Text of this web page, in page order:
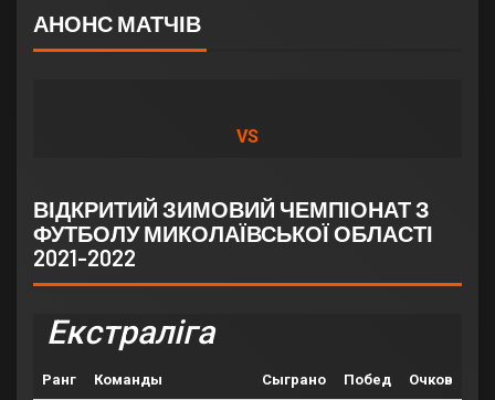
АНОНС МАТЧІВ
VS
ВІДКРИТИЙ ЗИМОВИЙ ЧЕМПІОНАТ З
ФУТБОЛУ МИКОЛАЇВСЬКОЇ ОБЛАСТІ
2021-2022
Екстраліга
Ранг Команды Сыграно Побед Очков